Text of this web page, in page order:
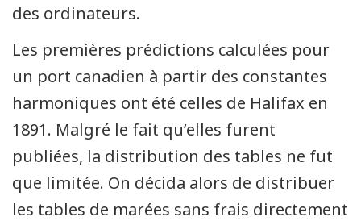
des ordinateurs.
Les premières prédictions calculées pour
un port canadien à partir des constantes
harmoniques ont été celles de Halifax en
1891. Malgré le fait qu’elles furent
publiées, la distribution des tables ne fut
que limitée. On décida alors de distribuer
les tables de marées sans frais directement